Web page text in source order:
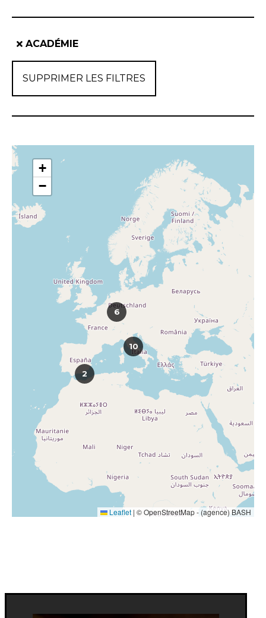
ACADÉMIE
SUPPRIMER LES FILTRES
6
2
10
+
−
Leaflet | © OpenStreetMap - (agence) BASH